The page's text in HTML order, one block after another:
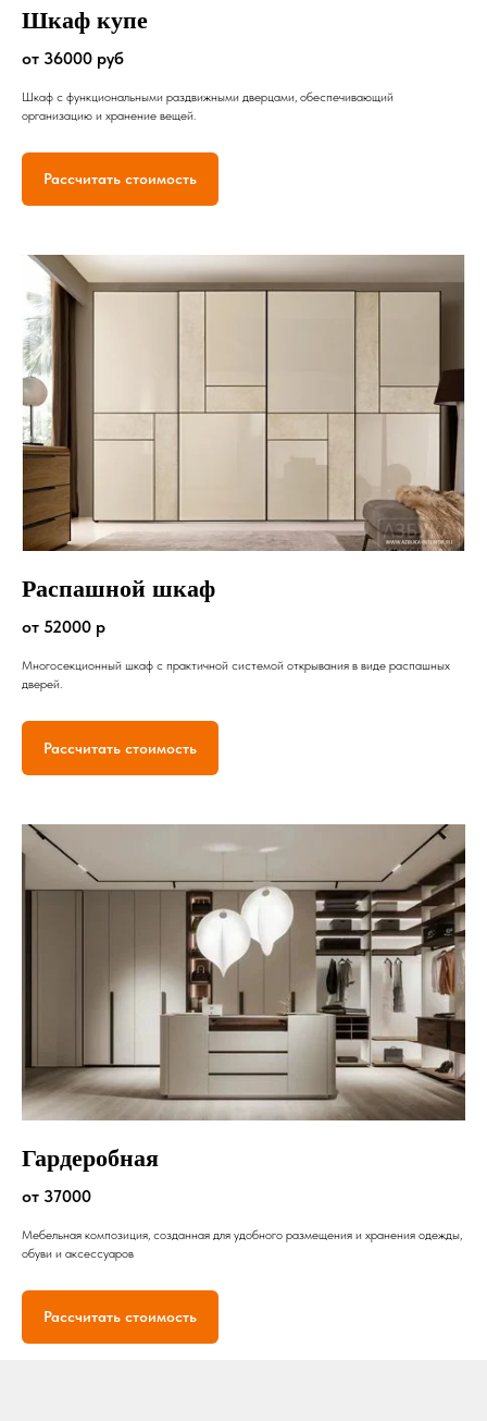
Шкаф купе
от 36000 руб
Шкаф с функциональными раздвижными дверцами, обеспечивающий
организацию и хранение вещей.
Рассчитать стоимость
Распашной шкаф
от 52000 р
Многосекционный шкаф с практичной системой открывания в виде распашных
дверей.
Рассчитать стоимость
Гардеробная
от 37000
Мебельная композиция, созданная для удобного размещения и хранения одежды,
обуви и аксессуаров
Рассчитать стоимость